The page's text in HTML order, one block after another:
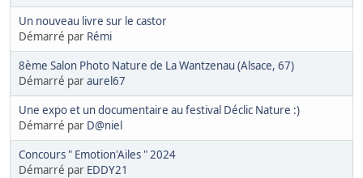
Un nouveau livre sur le castor
Démarré par Rémi
8ème Salon Photo Nature de La Wantzenau (Alsace, 67)
Démarré paraurel67
Une expo et un documentaire au festival Déclic Nature :)
Démarré par D@niel
Concours " Emotion'Ailes " 2024
Démarré par EDDY21